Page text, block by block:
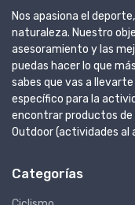
Nos apasiona el
naturaleza. Nuestro
asesoramiento y las
puedas hacer lo que
sabes que vas a
específico para la
encontrar productos de
Outdoor (actividades al
Categorías